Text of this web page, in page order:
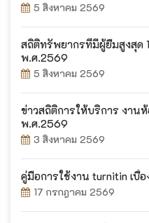
5 สิงหาคม 2569
สถิติทรัพยากรที่มีผู้ยืมสูงสุด
พ.ศ.2569
5 สิงหาคม 2569
ข่าวสถิติการให้บริการ งาน
พ.ศ.2569
3 สิงหาคม 2569
คู่มือการใช้งาน turnitin เบื้
17 กรกฎาคม 2569